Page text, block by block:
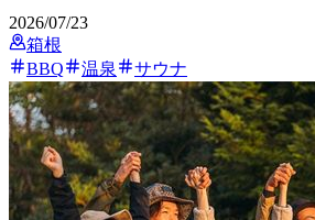
2026/07/23
箱根
BBQ
温泉 サウナ